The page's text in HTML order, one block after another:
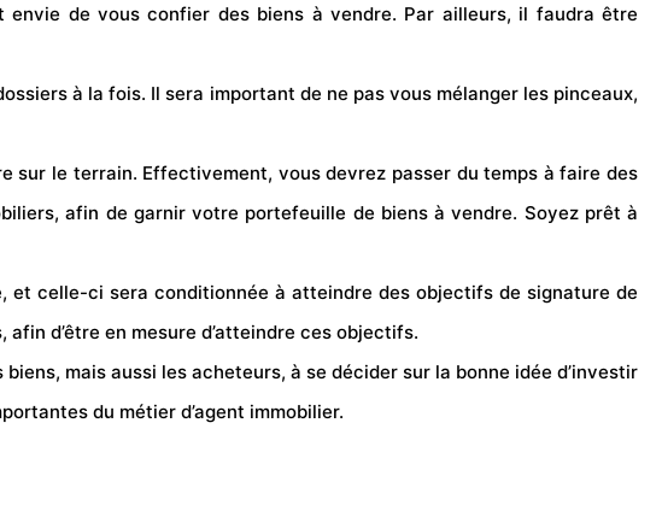
de vous confier des biens à vendre. Par ailleurs, il faudra être
à la fois. Il sera important de ne pas vous mélanger les pinceaux,
sur le terrain. Effectivement, vous devrez passer du temps à faire des
afin de garnir votre portefeuille de biens à vendre. Soyez prêt à
et celle-ci sera conditionnée à atteindre des objectifs de signature de
d’être en mesure d’atteindre ces objectifs.
mais aussi les acheteurs, à se décider sur la bonne idée d’investir
du métier d’agent immobilier.